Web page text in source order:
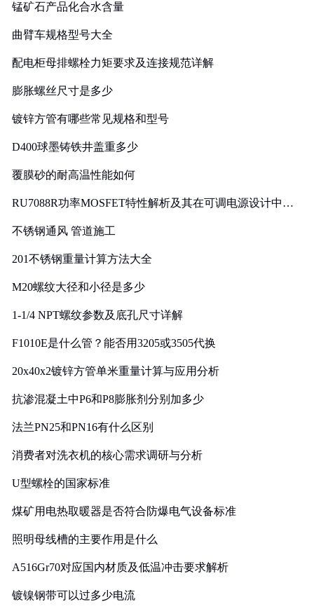
锰矿石产品化合水含量
曲臂车规格型号大全
配电柜母排螺栓力矩要求及连接规范详解
膨胀螺丝尺寸是多少
镀锌方管有哪些常见规格和型号
D400球墨铸铁井盖重多少
覆膜砂的耐高温性能如何
RU7088R功率MOSFET特性解析及其在可调电源设计中的
不锈钢通风 管道施工
201不锈钢重量计算方法大全
M20螺纹大径和小径是多少
1-1/4 NPT螺纹参数及底孔尺寸详解
F1010E是什么管？能否用3205或3505代换
20x40x2镀锌方管单米重量计算与应用分析
抗渗混凝土中P6和P8膨胀剂分别加多少
法兰PN25和PN16有什么区别
消费者对洗衣机的核心需求调研与分析
U型螺栓的国家标准
煤矿用电热取暖器是否符合防爆电气设备标准
照明母线槽的主要作用是什么
A516Gr70对应国内材质及低温冲击要求解析
镀镍钢带可以过多少电流